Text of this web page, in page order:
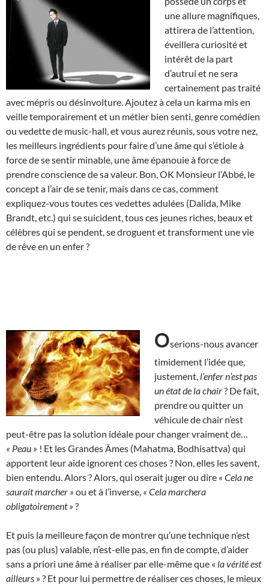
une allure magnifiques,
attirera de l’attention,
éveillera curiosité et
intérêt de la part
d’autrui et ne sera
certainement pas traité
avec mépris ou désinvolture. Ajoutez à cela un karma mis en
veille temporairement et un métier bien senti, genre comédien
ou vedette de music-hall, et vous aurez réunis, sous votre nez,
les meilleurs ingrédients pour faire d’une âme qui s’étiole à
force de se sentir minable, une âme épanouie à force de
prendre conscience de sa valeur. Bon, OK Monsieur l’Abbé, le
concept a l’air de se tenir, mais dans ce cas, comment
expliquez-vous toutes ces vedettes adulées (Dalida, Mike
Brandt, etc.) qui se suicident, tous ces jeunes riches, beaux et
célèbres qui se pendent, se droguent et transforment une vie
de rêve en un enfer ?
Oserions-nous avancer
timidement l’idée que,
justement, l’enfer n’est pas
un état de la chair? De fait,
prendre ou quitter un
véhicule de chair n’est
peut-être pas la solution idéale pour changer vraiment de…
« Peau » ! Et les Grandes Âmes (Mahatma, Bodhisattva) qui
apportent leur aide ignorent ces choses ? Non, elles les savent,
bien entendu. Alors ? Alors, qui oserait juger ou dire « Cela ne
saurait marcher » ou et à l’inverse, « Cela marchera
obligatoirement » ?
Et puis la meilleure façon de montrer qu’une technique n’est
pas (ou plus) valable, n’est-elle pas, en fin de compte, d’aider
sans a priori une âme à réaliser par elle-même que « la vérité est
ailleurs » ? Et pour lui permettre de réaliser ces choses, le mieux